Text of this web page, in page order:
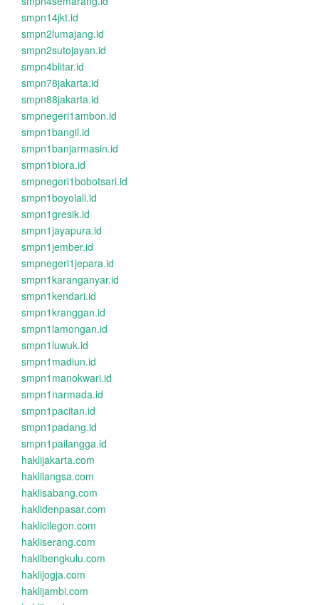
smpn14jkt.id
smpn2lumajang.id
smpn2sutojayan.id
smpn4blitar.id
smpn78jakarta.id
smpn88jakarta.id
smpnegeri1ambon.id
smpn1bangil.id
smpn1banjarmasin.id
smpn1biora.id
smpnegeri1bobotsari.id
smpn1boyolali.id
smpn1gresik.id
smpn1jayapura.id
smpn1jember.id
smpnegeri1jepara.id
smpn1karanganyar.id
smpn1kendari.id
smpn1kranggan.id
smpn1lamongan.id
smpn1luwuk.id
smpn1madiun.id
smpn1manokwari.id
smpn1narmada.id
smpn1pacitan.id
smpn1padang.id
smpn1pailangga.id
haklijakarta.com
haklilangsa.com
haklisabang.com
haklidenpasar.com
haklicilegon.com
hakliserang.com
haklibengkulu.com
haklijogja.com
haklijambi.com